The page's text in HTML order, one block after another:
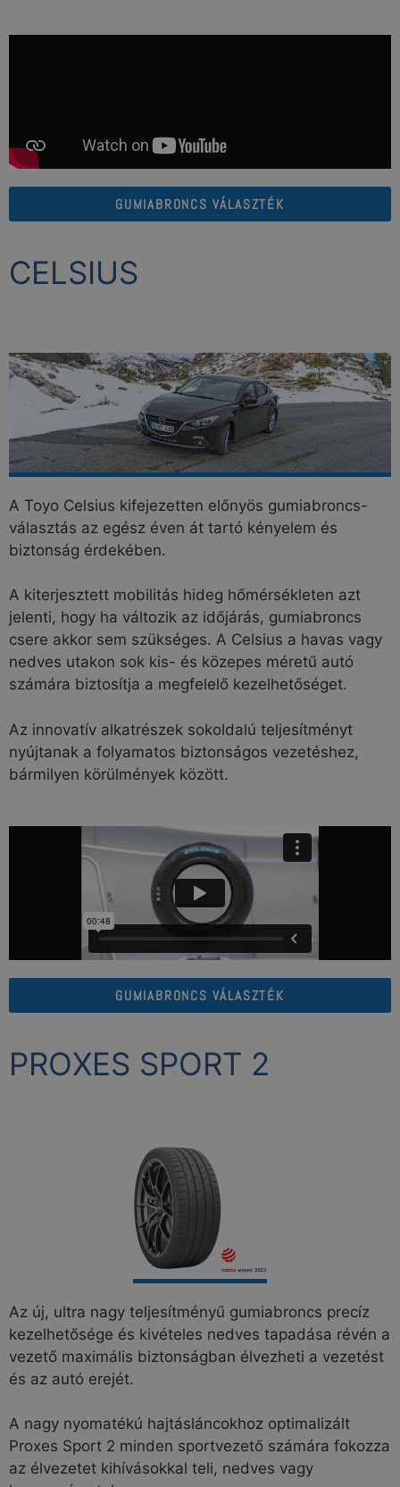
GUMIABRONCS VÁLASZTÉK
CELSIUS
A Toyo Celsius kifejezetten előnyös gumiabroncs-
választás az egész éven át tartó kényelem és
biztonság érdekében.
A kiterjesztett mobilitás hideg hőmérsékleten azt
jelenti, hogy ha változik az időjárás, gumiabroncs
csere akkor sem szükséges. A Celsius a havas vagy
nedves utakon sok kis- és közepes méretű autó
számára biztosítja a megfelelő kezelhetőséget.
Az innovatív alkatrészek sokoldalú teljesítményt
nyújtanak a folyamatos biztonságos vezetéshez,
bármilyen körülmények között.
GUMIABRONCS VÁLASZTÉK
PROXES SPORT 2
Az új, ultra nagy teljesítményű gumiabroncs precíz
kezelhetősége és kivételes nedves tapadása révén a
vezető maximális biztonságban élvezheti a vezetést
és az autó erejét.
A nagy nyomatékú hajtásláncokhoz optimalizált
Proxes Sport 2 minden sportvezető számára fokozza
az élvezetet kihívásokkal teli, nedves vagy